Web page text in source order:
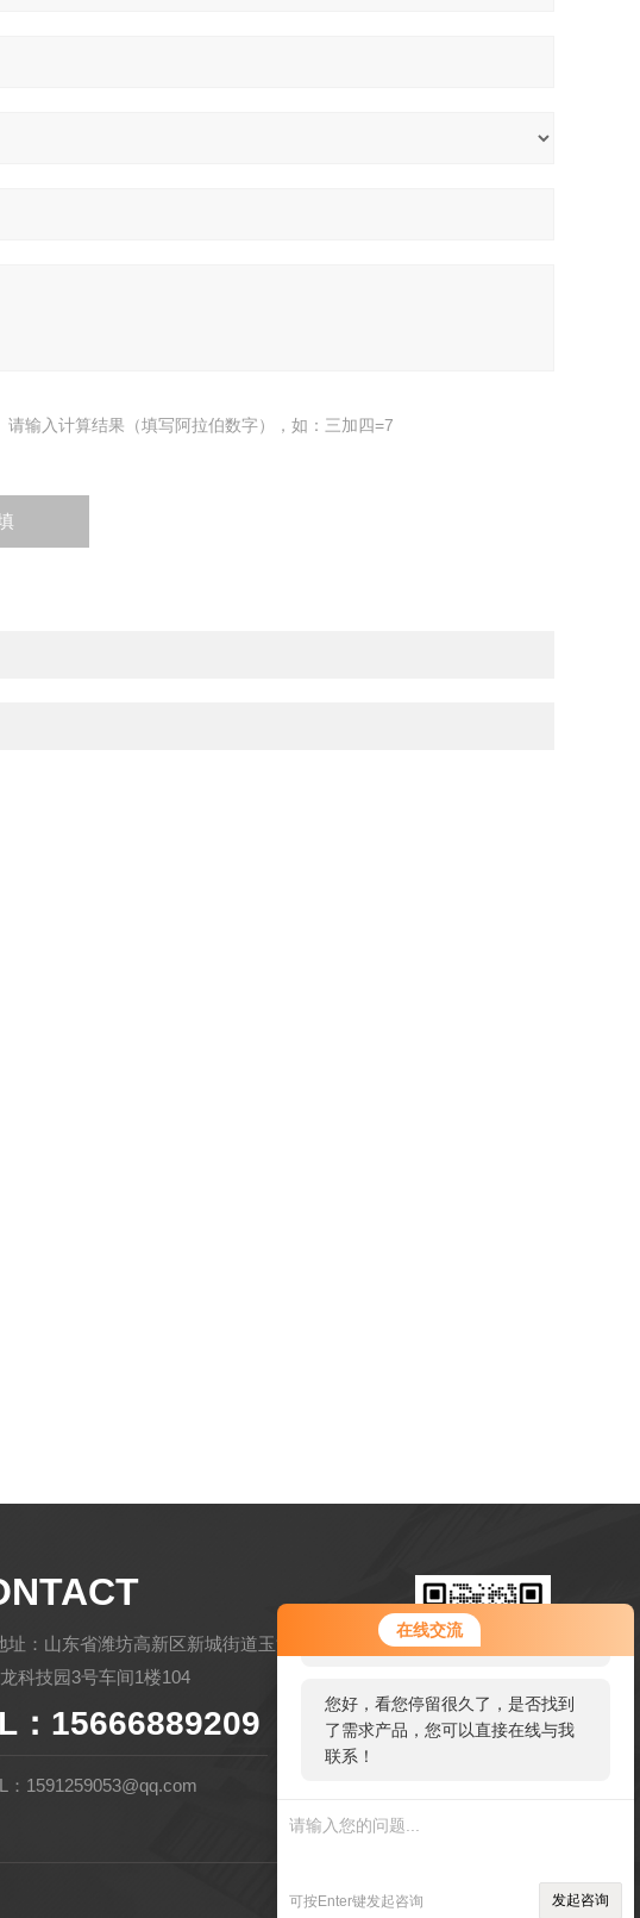
在线交流
您好！欢迎前来咨询，很高兴为您
服务，请问您要咨询什么问题呢？
您好，看您停留很久了，是否找到
了需求产品，您可以直接在线与我
联系！
可按Enter键发起咨询 发起咨询
请输入计算结果（填写阿拉伯数字），如：三加四=7
址：山东省潍坊高新区新城街道玉清社区金马路
科技园3号车间1楼104
：15666889209
：1591259053@qq.com
扫码微信联系
管理登陆技术支持： 环保在线